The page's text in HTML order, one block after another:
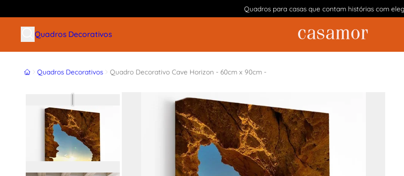
Quadros para casas que contam histórias com
Buscar produtos
Quadros Decorativos
InícioQuadros Decorativos Quadro Decorativo Cave Horizon - 60cm x 90cm -